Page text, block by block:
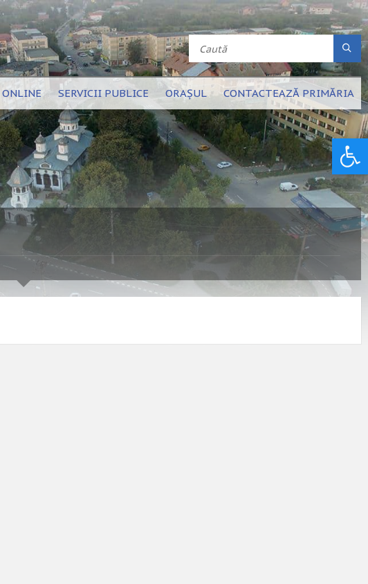
ONLINE SERVICII PUBLICE ORAȘUL CONTACTEAZĂ PRIMĂRIA
Deschide bara de unelte